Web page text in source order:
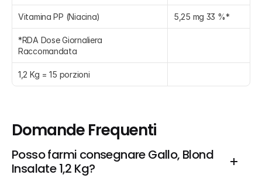
Vitamina PP (Niacina) 5,25 mg 33 %*
*RDA Dose Giornaliera
Raccomandata
1,2 Kg = 15 porzioni
Domande Frequenti
Posso farmi consegnare Gallo, Blond
Insalate 1,2 Kg?